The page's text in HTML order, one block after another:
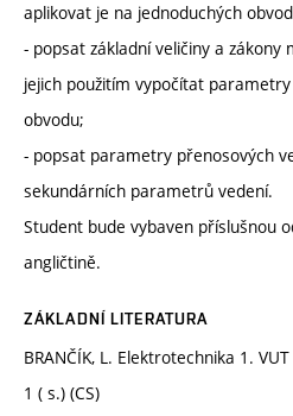
aplikovat je na jednoduchých
- popsat základní veličiny a zákony
jejich použitím vypočítat
obvodu;
- popsat parametry přenosových
sekundárních parametrů vedení.
Student bude vybaven příslušnou
angličtině.
ZÁKLADNÍ LITERATURA
BRANČÍK, L. Elektrotechnika 1.
1 ( s.) (CS)